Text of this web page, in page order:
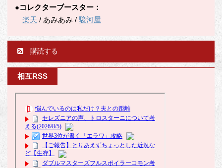
●コレクターブースター：
楽天 / あみあみ /駿河屋
購読する
相互RSS